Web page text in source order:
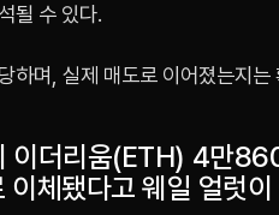
될 수 있다.
하며, 실제 매도로 이어졌는지는
이더리움(ETH) 4만
체됐다고 웨일 얼럿이